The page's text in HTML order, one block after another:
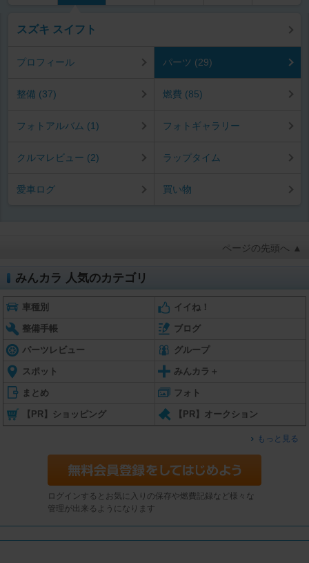
スズキ スイフト
プロフィール パーツ (29)
整備 (37) 燃費 (85)
フォトアルバム (1) フォトギャラリー
クルマレビュー (2) ラップタイム
愛車ログ 買い物
ページの先頭へ ▲
みんカラ 人気のカテゴリ
車種別 イイね！
整備手帳 ブログ
パーツレビュー グループ
スポット みんカラ＋
まとめ フォト
【PR】ショッピング 【PR】オークション
もっと見る
ログインするとお気に入りの保存や燃費記録など様々な
管理が出来るようになります